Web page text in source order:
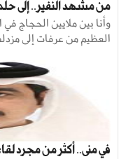
من مشهد النفير.. إلى
وأنا بين ملايين الحجاج
العظيم من عرفات إلى
في منى.. أكثر من مجرد